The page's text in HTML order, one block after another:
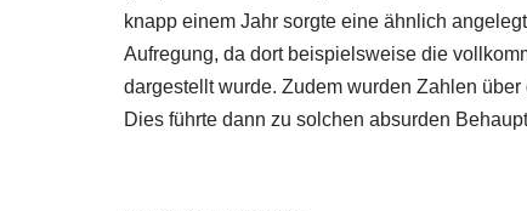
knapp einem Jahr sorgte eine ähnlich
Aufregung, da dort beispielsweise die
dargestellt wurde. Zudem wurden Zahlen
Dies führte dann zu solchen absurden